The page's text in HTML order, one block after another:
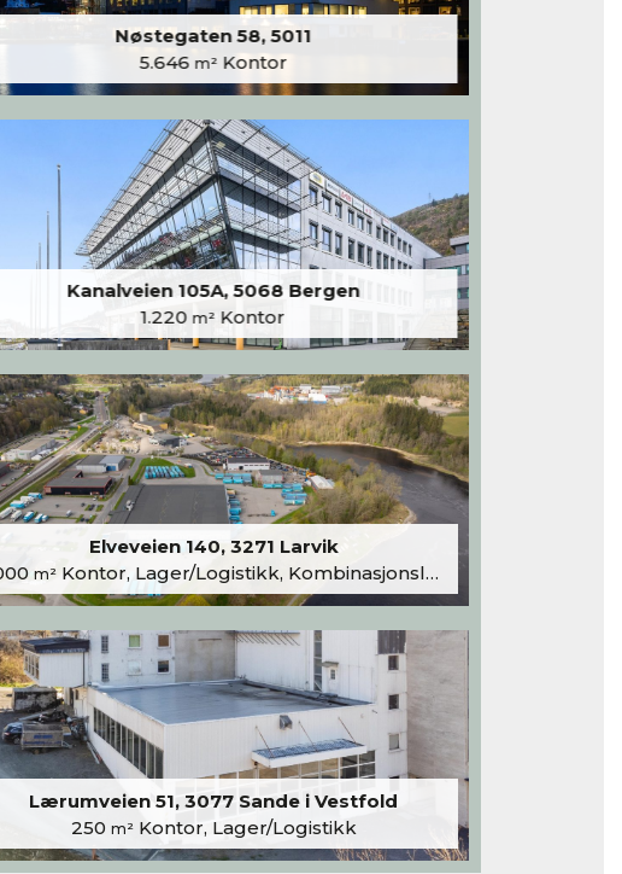
Nøstegaten 58, 5011
5.646 m² Kontor
Kanalveien 105A, 5068 Bergen
1.220 m² Kontor
Elveveien 140, 3271 Larvik
m²Kontor, Lager/Logistikk, Kombinasjonslokaler
Lærumveien 51, 3077 Sande i Vestfold
250 m²Kontor, Lager/Logistikk